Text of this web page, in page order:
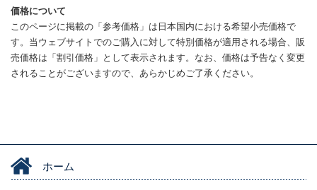
価格について
このページに掲載の「参考価格」は日本国内における希望小売価格で
す。当ウェブサイトでのご購入に対して特別価格が適用される場合、販
売価格は「割引価格」として表示されます。なお、価格は予告なく変更
されることがございますので、あらかじめご了承ください。
ホーム